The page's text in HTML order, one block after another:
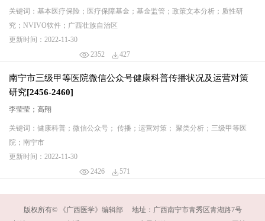
关键词：基本医疗保险；医疗保障基金；基金监管；政策文本分析；质性研
究；NVIVO软件；广西壮族自治区
2352 427
更新时间：2022-11-30
南宁市三级甲等医院微信公众号健康科普传播状况及运营对策
研究[2456-2460]
李莹莹；高翔
关键词：健康科普；微信公众号； 传播；运营对策； 聚类分析；三级甲等医
院；南宁市
2426 571
更新时间：2022-11-30
版权所有© 《广西医学》编辑部 地址：广西南宁市青秀区青湖路7号